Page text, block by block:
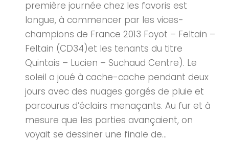
première journée chez les favoris est
longue, à commencer par les vices-
champions de France 2013 Foyot – Feltain –
Feltain (CD34)et les tenants du titre
Quintais – Lucien – Suchaud Centre). Le
soleil a joué à cache-cache pendant deux
jours avec des nuages gorgés de pluie et
parcourus d’éclairs menaçants. Au fur et à
mesure que les parties avançaient, on
voyait se dessiner une finale de...